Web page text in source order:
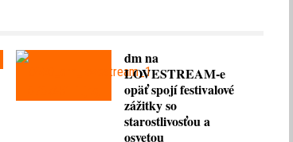
dm na
LOVESTREAM-e
opäť spojí festivalové
zážitky so
starostlivosťou a
osvetou